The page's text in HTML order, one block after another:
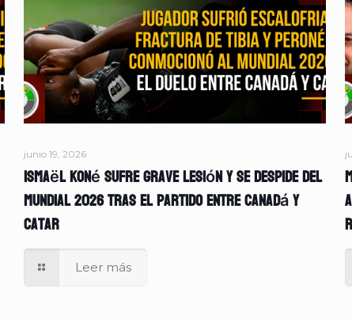
junio 19, 2026
Ismaël Koné sufre grave lesión y se despide del
Mundial 2026 tras el partido entre Canadá y
Catar
Leer más